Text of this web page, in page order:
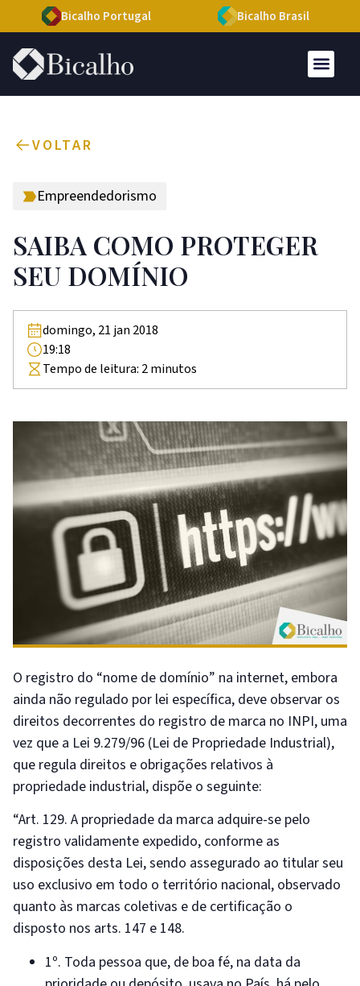
Bicalho Portugal Bicalho Brasil
VOLTAR
Empreendedorismo
SAIBA COMO PROTEGER
SEU DOMÍNIO
domingo, 21 jan 2018
19:18
Tempo de leitura: 2minutos
O registro do “nome de domínio” na internet, embora
ainda não regulado por lei específica, deve observar os
direitos decorrentes do registro de marca no INPI, uma
vez que a Lei 9.279/96 (Lei de Propriedade Industrial),
que regula direitos e obrigações relativos à
propriedade industrial, dispõe o seguinte:
“Art. 129. A propriedade da marca adquire-se pelo
registro validamente expedido, conforme as
disposições desta Lei, sendo assegurado ao titular seu
uso exclusivo em todo o território nacional, observado
quanto às marcas coletivas e de certificação o
disposto nos arts. 147 e 148.
1º. Toda pessoa que, de boa fé, na data da